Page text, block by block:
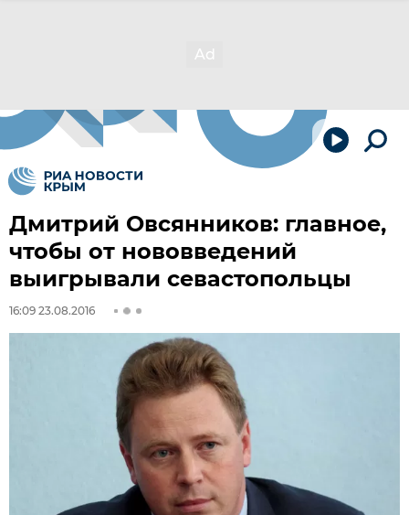
Дмитрий Овсянников: главное,
чтобы от нововведений
выигрывали севастопольцы
16:09 23.08.2016